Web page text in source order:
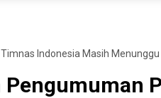
Indonesia Masih
Pengumuman